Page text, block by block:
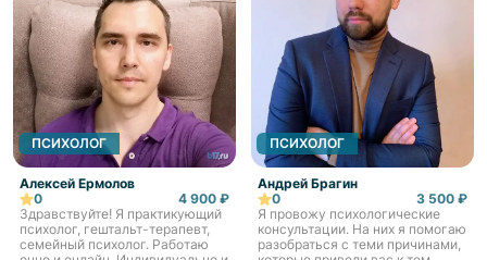
ПСИХОЛОГ
Алексей Ермолов
0
4 900 ₽
Здравствуйте! Я практикующий
психолог, гештальт-терапевт,
семейный психолог. Работаю
ПСИХОЛОГ
Андрей Брагин
0
3 500 ₽
Я провожу психологические
консультации. На них я помогаю
разобраться с теми причинами,